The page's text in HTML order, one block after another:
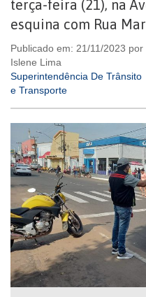
terça-feira (21), na
esquina com Rua
Publicado em: 21/11/2023 por
Islene Lima
Superintendência De Trânsito
e Transporte